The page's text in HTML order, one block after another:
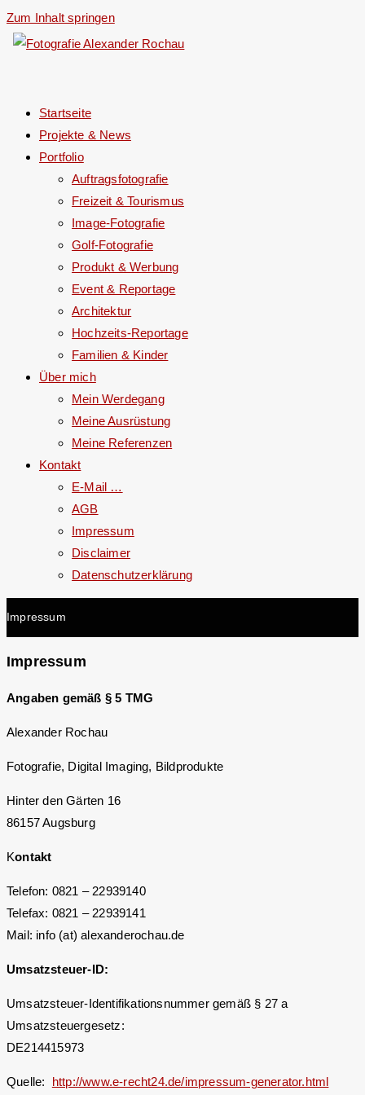
Zum Inhalt springen
Startseite
Projekte & News
Portfolio
Auftragsfotografie
Freizeit & Tourismus
Image-Fotografie
Golf-Fotografie
Produkt & Werbung
Event & Reportage
Architektur
Hochzeits-Reportage
Familien & Kinder
Über mich
Mein Werdegang
Meine Ausrüstung
Meine Referenzen
Kontakt
E-Mail …
AGB
Impressum
Disclaimer
Datenschutzerklärung
Impressum
Impressum
Angaben gemäß § 5 TMG
Alexander Rochau
Fotografie, Digital Imaging, Bildprodukte
Hinter den Gärten 16
86157 Augsburg
Kontakt
Telefon: 0821 – 22939140
Telefax: 0821 – 22939141
Mail: info (at) alexanderochau.de
Umsatzsteuer-ID:
Umsatzsteuer-Identifikationsnummer gemäß § 27 a
Umsatzsteuergesetz:
DE214415973
Quelle: http://www.e-recht24.de/impressum-generator.html